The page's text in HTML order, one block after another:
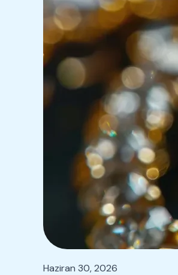
Haziran 30, 2026